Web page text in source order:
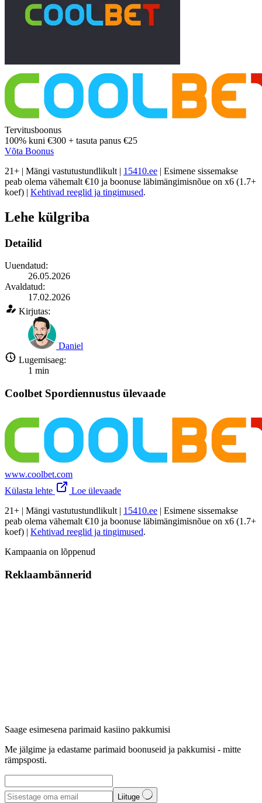
Tervitusboonus
100% kuni €300 + tasuta panus €25
Võta Boonus
21+ | Mängi vastutustundlikult | 15410.ee | Esimene sissemakse
peab olema vähemalt €10 ja boonuse läbimängimisnõue on x6 (1.7+
koef) | Kehtivad reeglid ja tingimused.
Lehe külgriba
Detailid
Uuendatud:
26.05.2026
Avaldatud:
17.02.2026
Kirjutas:
Daniel
Lugemisaeg:
1 min
Coolbet Spordiennustus ülevaade
www.coolbet.com
Külasta lehte
Loe ülevaade
21+ | Mängi vastutustundlikult | 15410.ee | Esimene sissemakse
peab olema vähemalt €10 ja boonuse läbimängimisnõue on x6 (1.7+
koef) | Kehtivad reeglid ja tingimused.
Kampaania on lõppenud
Reklaambännerid
Saage esimesena parimaid kasiino pakkumisi
Me jälgime ja edastame parimaid boonuseid ja pakkumisi - mitte
rämpsposti.
Liituge